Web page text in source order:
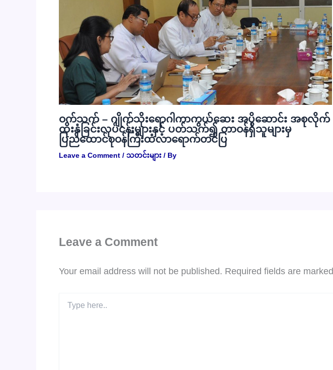
ဝက်သက် – ဂျိုက်သိုးရောဂါကာကွယ်ဆေး အပိုဆောင်း အစုလိုက်
ထိုးနှံခြင်းလုပ်ငန်းများနှင့် ပတ်သက်၍ တာဝန်ရှိသူများမှ
ပြည်ထောင်စုဝန်ကြီးထံလာရောက်တင်ပြ
Leave a Comment / သတင်းများ / By
Leave a Comment
Your email address will not be published. Required fields are marked
here..